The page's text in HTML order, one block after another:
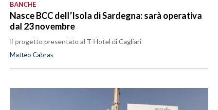
BANCHE
Nasce BCC dell’Isola di Sardegna: sarà operativa
dal 23 novembre
Il progetto presentato al T-Hotel di Cagliari
Matteo Cabras